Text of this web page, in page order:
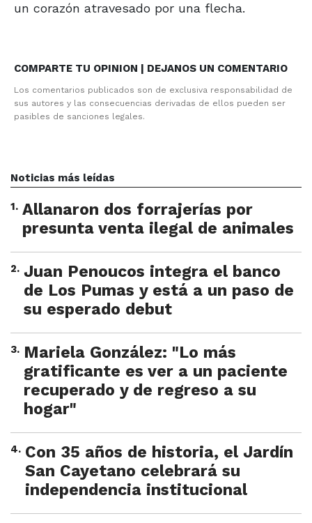
un corazón atravesado por una flecha.
COMPARTE TU OPINION | DEJANOS UN COMENTARIO
Los comentarios publicados son de exclusiva responsabilidad de
sus autores y las consecuencias derivadas de ellos pueden ser
pasibles de sanciones legales.
Noticias más leídas
1. Allanaron dos forrajerías por
presunta venta ilegal de animales
2. Juan Penoucos integra el banco
de Los Pumas y está a un paso de
su esperado debut
3. Mariela González: "Lo más
gratificante es ver a un paciente
recuperado y de regreso a su
hogar"
4. Con 35 años de historia, el Jardín
San Cayetano celebrará su
independencia institucional